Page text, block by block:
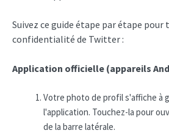
Suivez ce guide étape par étape
confidentialité de Twitter :
Application officielle (appareils
Votre photo de profil s'affiche à
l'application. Touchez-la pour
de la barre latérale.